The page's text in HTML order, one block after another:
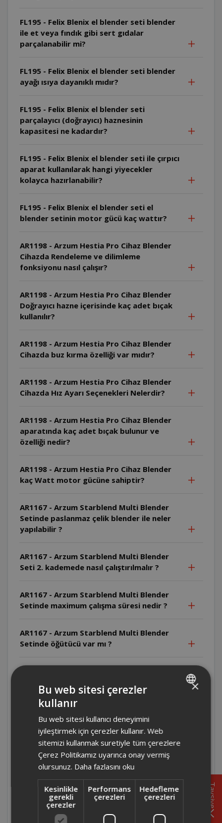
FL195 - Felix Blenix el blender seti blender
ile et veya fındık gibi sert gıdalar
parçalanabilir mi?
FL195 - Felix Blenix el blender seti blender
ayağı ısıya dayanıklı mıdır?
FL195 - Felix Blenix el blender seti
parçalayıcı (doğrayıcı) haznesinin
kapasitesi ne kadardır?
FL195 - Felix Blenix el blender seti ile çırpıcı
aparat kullanılarak hangi yiyecekler
kolayca hazırlanabilir?
FL195 - Felix Blenix el blender seti el
blender setinin motor gücü kaç wattır?
AR1198 - Arzum Hestia Pro Cihaz Blender
Cihazda Rendeleme ve dilimleme
fonksiyonu nasıl çalışır?
AR1198 - Arzum Hestia Pro Cihaz Blender
Doğrayıcı hazne içerisinde kaç adet bıçak
kullanılır?
AR1198 - Arzum Hestia Pro Cihaz Blender
Cihazda buz kırma özelliği var mıdır?
AR1198 - Arzum Hestia Pro Cihaz Blender
Cihazda Hız Ayarı Seçenekleri Nelerdir?
AR1198 - Arzum Hestia Pro Cihaz Blender
aparatında kaç adet bıçak bulunur ve
özelliği nedir?
AR1198 - Arzum Hestia Pro Cihaz Blender
kaç Watt motor gücüne sahiptir?
AR1167 - Arzum Starblend Multi Blender
Setinde paslanmaz çelik blender ile neler
yapılabilir ?
AR1167 - Arzum Starblend Multi Blender
Seti 2. kademede nasıl çalıştırılmalır ?
AR1167 - Arzum Starblend Multi Blender
Setinde maximum çalışma süresi nedir ?
AR1167 - Arzum Starblend Multi Blender
Setinde öğütücü var mı ?
AR1167 - Arzum Starblend Multi Blender
Setinin haznesi kaç litre ?
AR1167 - Arzum Starblend Multi Blender
Setinde buz kırma özelliği var mı ?
AR1167 - Arzum Starblend Multi Blender
Seti kaç hız kademesine sahip ?
Tavsiye
×
Bu web sitesi çerezler
kullanır
Bu web sitesi kullanıcı deneyimini
iyileştirmek için çerezler kullanır. Web
sitemizi kullanmak suretiyle tüm çerezlere
Çerez Politikamız uyarınca onay vermiş
olursunuz. Daha fazlasını oku
Kesinlikle
gerekli
çerezler
Performans
çerezleri
Hedefleme
çerezleri